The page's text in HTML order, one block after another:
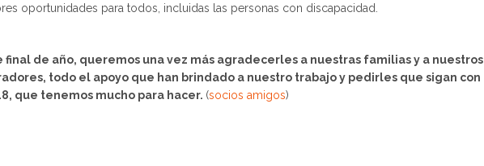
oportunidades para todos, incluidas las personas con discapacidad.
final de año, queremos una vez más agradecerles a nuestras familias y a nuestros
todo el apoyo que han brindado a nuestro trabajo y pedirles que sigan con
que tenemos mucho para hacer. (socios amigos)